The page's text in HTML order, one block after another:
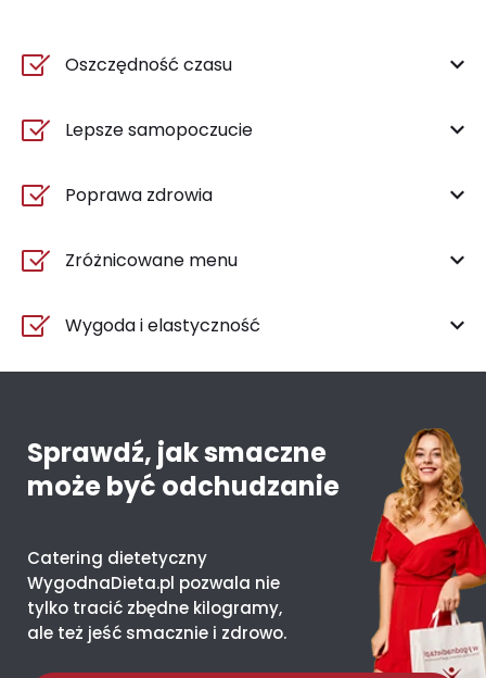
Oszczędność czasu
Lepsze samopoczucie
Poprawa zdrowia
Zróżnicowane menu
Wygoda i elastyczność
Sprawdź, jak smaczne
może być odchudzanie
Catering dietetyczny
WygodnaDieta.pl pozwala nie
tylko tracić zbędne kilogramy,
ale też jeść smacznie i zdrowo.